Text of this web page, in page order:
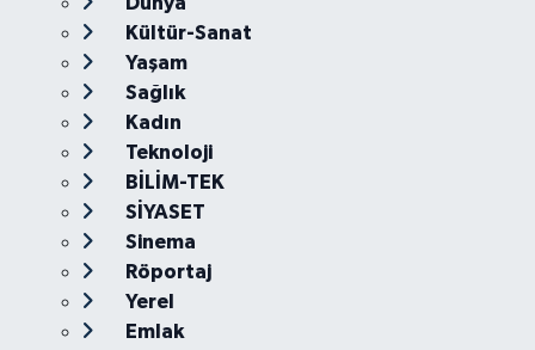
Kültür-Sanat
Yaşam
Sağlık
Kadın
Teknoloji
BİLİM-TEK
SİYASET
Sinema
Röportaj
Yerel
Emlak